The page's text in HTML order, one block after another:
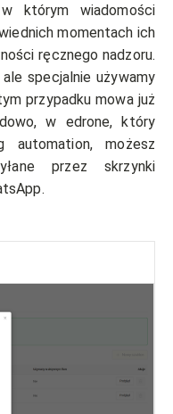
którym wiadomości
momentach ich
ręcznego nadzoru.
specjalnie używamy
przypadku mowa już
w edrone, który
automation, możesz
przez skrzynki